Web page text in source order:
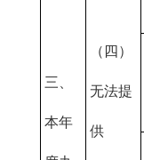
三、
本年
（四）
无法提
供